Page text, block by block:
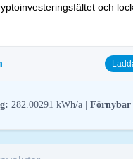
och
282.00291 kWh/a | Förnybar